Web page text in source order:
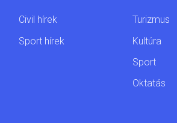
Civil hírek
Sport hírek
Turizmus
Kultúra
Sport
Oktatás